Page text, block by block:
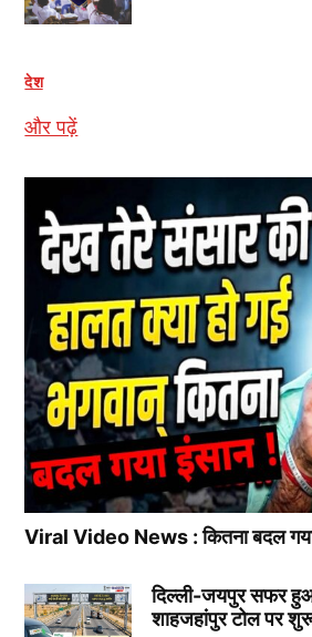
देश
और पढ़ें
Viral Video News : कितना बदल
दिल्ली-जयपुर सफर
शाहजहांपुर टोल पर